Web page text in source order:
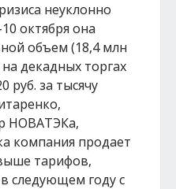
неуклонно
октября она
объем (18,4 млн
декадных торгах
руб. за тысячу
НОВАТЭКа,
компания продает
тарифов,
следующем году с